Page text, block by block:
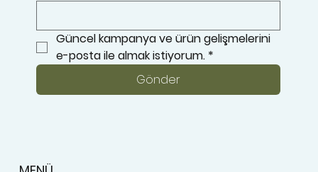
Güncel kampanya ve ürün gelişmelerini
e-posta ile almak istiyorum. *
Gönder